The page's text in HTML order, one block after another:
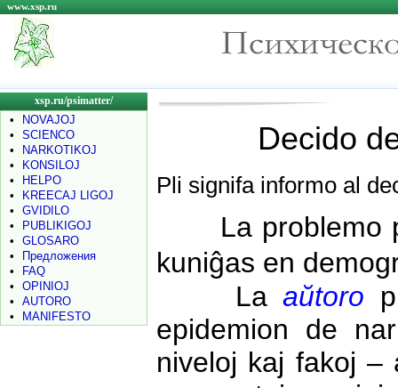
www.xsp.ru
xsp.ru/psimatter/
•
NOVAJOJ
•
SCIENCO
•
NARKOTIKOJ
•
KONSILOJ
•
HELPO
•
KREECAJ LIGOJ
•
GVIDILO
•
PUBLIKIGOJ
•
GLOSARO
•
Предложения
•
FAQ
•
OPINIOJ
•
AUTORO
•
MANIFESTO
Decido
Pli signifa informo al
La problemo
kuniĝas en
Laaŭtoro
epidemion de
niveloj kaj fakoj –